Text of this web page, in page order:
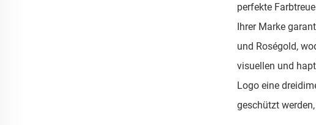
perfekte
Ihrer Marke
und Roségold,
visuellen und
Logo eine
geschützt